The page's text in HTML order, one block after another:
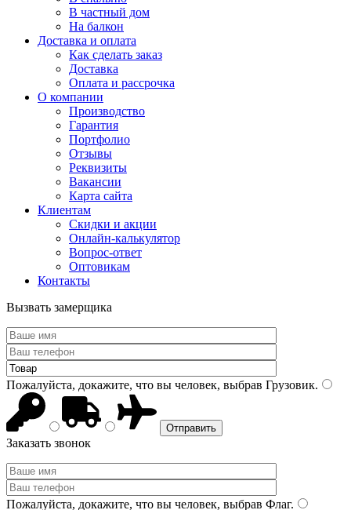
В частный дом
На балкон
Доставка и оплата
Как сделать заказ
Доставка
Оплата и рассрочка
О компании
Производство
Гарантия
Портфолио
Отзывы
Реквизиты
Вакансии
Карта сайта
Клиентам
Скидки и акции
Онлайн-калькулятор
Вопрос-ответ
Оптовикам
Контакты
Вызвать замерщика
Пожалуйста, докажите, что вы человек, выбрав Грузовик.
Заказать звонок
Пожалуйста, докажите, что вы человек, выбрав Флаг.